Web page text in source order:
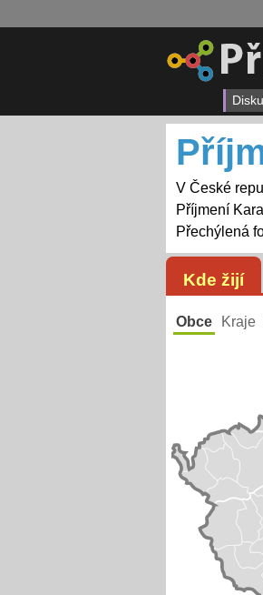
V České
Příjmení
Přechýlená
Kde žijí
Obce Kraje